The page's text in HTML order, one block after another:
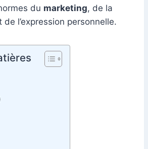
du marketing, de la
de l’expression personnelle.